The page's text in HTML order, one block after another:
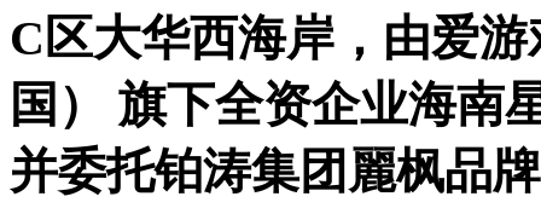
C区大华西海岸，由爱
国） 旗下全资企业海南
并委托铂涛集团麗枫品